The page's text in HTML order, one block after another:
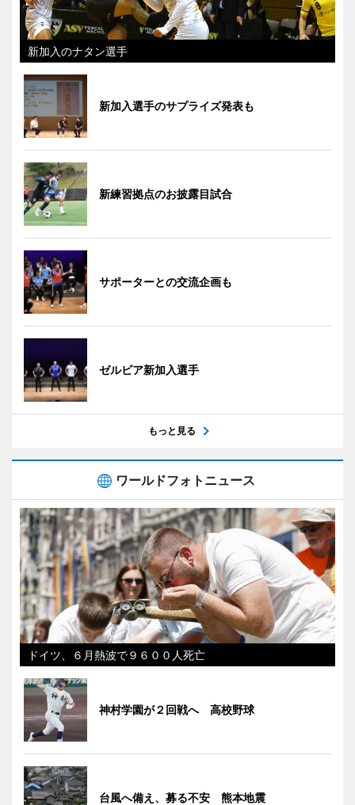
新加入のナタン選手
新加入選手のサプライズ発表も
新練習拠点のお披露目試合
サポーターとの交流企画も
ゼルビア新加入選手
もっと見る
ワールドフォトニュース
ドイツ、６月熱波で９６００人死亡
神村学園が２回戦へ 高校野球
台風へ備え、募る不安 熊本地震